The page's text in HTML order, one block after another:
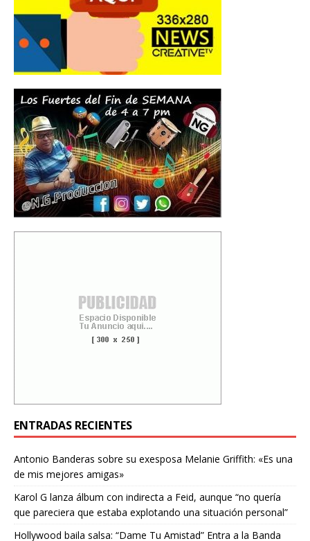
ENTRADAS RECIENTES
Antonio Banderas sobre su exesposa Melanie Griffith: «Es una
de mis mejores amigas»
Karol G lanza álbum con indirecta a Feid, aunque “no quería
que pareciera que estaba explotando una situación personal”
Hollywood baila salsa: “Dame Tu Amistad” Entra a la Banda